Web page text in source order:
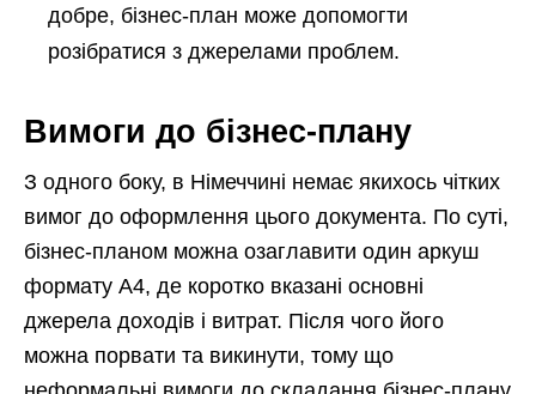
добре, бізнес-план може допомогти
розібратися з джерелами проблем.
Вимоги до бізнес-плану
З одного боку, в Німеччині немає якихось чітких
вимог до оформлення цього документа. По суті,
бізнес-планом можна озаглавити один аркуш
формату А4, де коротко вказані основні
джерела доходів і витрат. Після чого його
можна порвати та викинути, тому що